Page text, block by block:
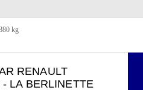
kg
RENAULT
LA BERLINETTE